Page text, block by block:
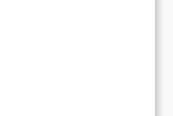
Keywords (Ranking